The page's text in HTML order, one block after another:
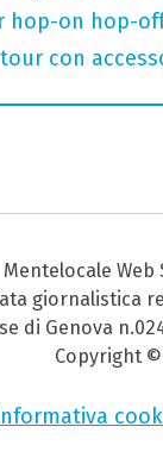
hop-on hop-
con
Mentelocale
giornalistica
di Genova
Copyright